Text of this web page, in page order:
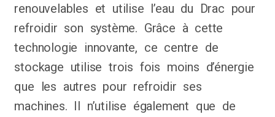
renouvelables et utilise l’eau du Drac pour
refroidir son système. Grâce à cette
technologie innovante, ce centre de
stockage utilise trois fois moins d’énergie
que les autres pour refroidir ses
machines. Il n’utilise également que de